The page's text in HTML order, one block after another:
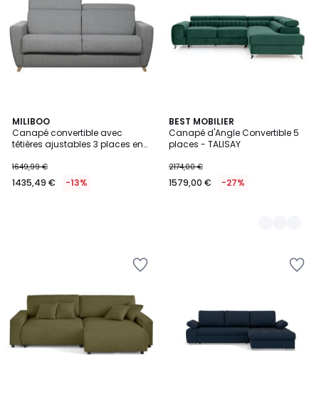
MILIBOO
Canapé convertible avec
têtières ajustables 3 places en
matelas 18 cm GOYA
1649,99 €
1435,49 € -13%
BEST MOBILIER
Canapé d'Angle Convertible 5
places - TALISAY
2174,00 €
1579,00 € -27%
5
Couleurs